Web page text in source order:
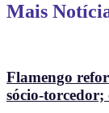
Mais
Flamengo
sócio-torcedor;